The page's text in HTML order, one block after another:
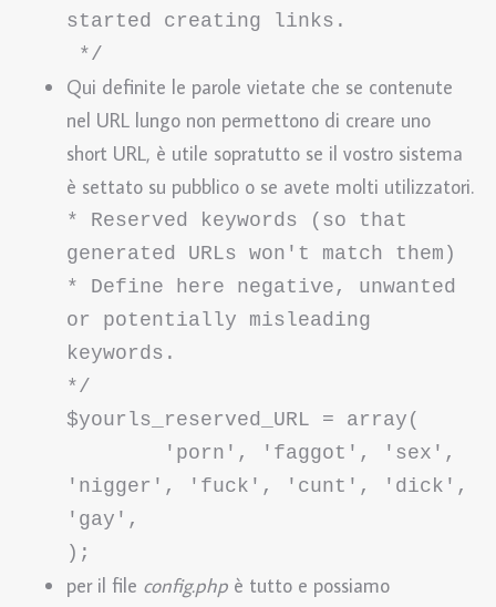
started creating links.
*/
Qui definite le parole vietate che se contenute
nel URL lungo non permettono di creare uno
short URL, è utile sopratutto se il vostro sistema
è settato su pubblico o se avete molti utilizzatori.
* Reserved keywords (so that
generated URLs won't match them)
* Define here negative, unwanted
or potentially misleading
keywords.
*/
$yourls_reserved_URL = array(
'nigger', 'fuck', 'cunt', 'dick',
'gay',
);
per il file config.php è tutto e possiamo